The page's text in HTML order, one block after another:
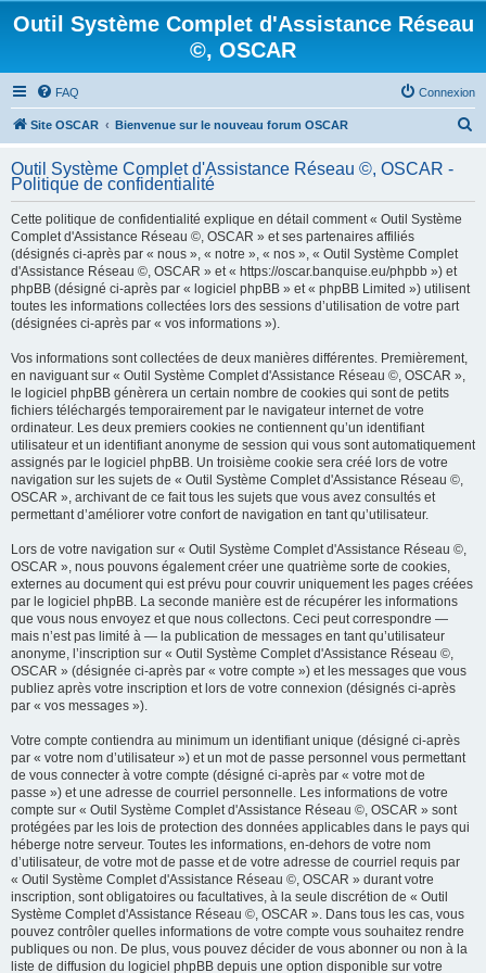
Outil Système Complet d'Assistance Réseau
©, OSCAR
FAQ Connexion
Site OSCAR Bienvenue sur le nouveau forum OSCAR
h
Outil Système Complet d'Assistance Réseau ©, OSCAR -
Politique de confidentialité
Cette politique de confidentialité explique en détail comment « Outil Système
Complet d'Assistance Réseau ©, OSCAR » et ses partenaires affiliés
(désignés ci-après par « nous », « notre », « nos », « Outil Système Complet
d'Assistance Réseau ©, OSCAR » et « https://oscar.banquise.eu/phpbb ») et
phpBB (désigné ci-après par « logiciel phpBB » et « phpBB Limited ») utilisent
toutes les informations collectées lors des sessions d’utilisation de votre part
(désignées ci-après par « vos informations »).
Vos informations sont collectées de deux manières différentes. Premièrement,
en naviguant sur « Outil Système Complet d'Assistance Réseau ©, OSCAR »,
le logiciel phpBB génèrera un certain nombre de cookies qui sont de petits
fichiers téléchargés temporairement par le navigateur internet de votre
ordinateur. Les deux premiers cookies ne contiennent qu’un identifiant
utilisateur et un identifiant anonyme de session qui vous sont automatiquement
assignés par le logiciel phpBB. Un troisième cookie sera créé lors de votre
navigation sur les sujets de « Outil Système Complet d'Assistance Réseau ©,
OSCAR », archivant de ce fait tous les sujets que vous avez consultés et
permettant d’améliorer votre confort de navigation en tant qu’utilisateur.
Lors de votre navigation sur « Outil Système Complet d'Assistance Réseau ©,
OSCAR », nous pouvons également créer une quatrième sorte de cookies,
externes au document qui est prévu pour couvrir uniquement les pages créées
par le logiciel phpBB. La seconde manière est de récupérer les informations
que vous nous envoyez et que nous collectons. Ceci peut correspondre —
mais n’est pas limité à — la publication de messages en tant qu’utilisateur
anonyme, l’inscription sur « Outil Système Complet d'Assistance Réseau ©,
OSCAR » (désignée ci-après par « votre compte ») et les messages que vous
publiez après votre inscription et lors de votre connexion (désignés ci-après
par « vos messages »).
Votre compte contiendra au minimum un identifiant unique (désigné ci-après
par « votre nom d’utilisateur ») et un mot de passe personnel vous permettant
de vous connecter à votre compte (désigné ci-après par « votre mot de
passe ») et une adresse de courriel personnelle. Les informations de votre
compte sur « Outil Système Complet d'Assistance Réseau ©, OSCAR » sont
protégées par les lois de protection des données applicables dans le pays qui
héberge notre serveur. Toutes les informations, en-dehors de votre nom
d’utilisateur, de votre mot de passe et de votre adresse de courriel requis par
« Outil Système Complet d'Assistance Réseau ©, OSCAR » durant votre
inscription, sont obligatoires ou facultatives, à la seule discrétion de « Outil
Système Complet d'Assistance Réseau ©, OSCAR ». Dans tous les cas, vous
pouvez contrôler quelles informations de votre compte vous souhaitez rendre
publiques ou non. De plus, vous pouvez décider de vous abonner ou non à la
liste de diffusion du logiciel phpBB depuis une option disponible sur votre